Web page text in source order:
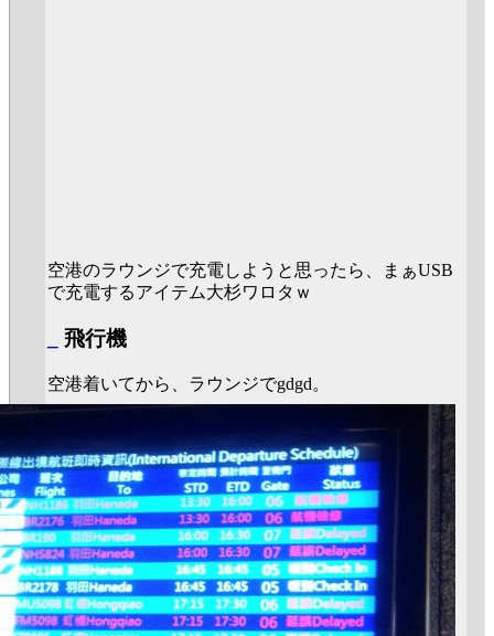
空港のラウンジで充電しようと思ったら、まぁUSB
で充電するアイテム大杉ワロタｗ
飛行機
空港着いてから、ラウンジでgdgd。